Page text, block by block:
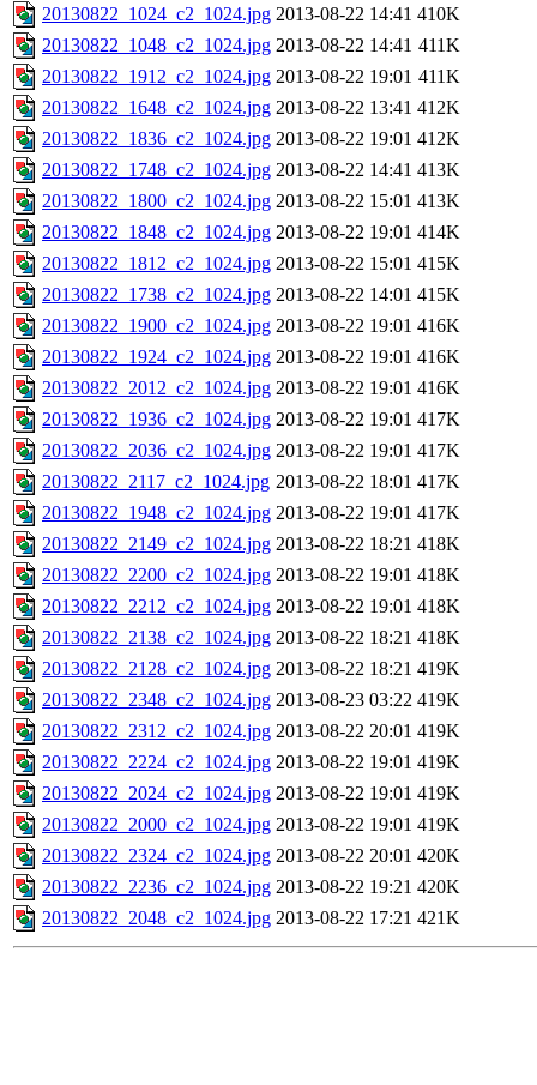
20130822_1024_c2_1024.jpg 2013-08-22 14:41 410K
20130822_1048_c2_1024.jpg 2013-08-22 14:41 411K
20130822_1912_c2_1024.jpg 2013-08-22 19:01 411K
20130822_1648_c2_1024.jpg 2013-08-22 13:41 412K
20130822_1836_c2_1024.jpg 2013-08-22 19:01 412K
20130822_1748_c2_1024.jpg 2013-08-22 14:41 413K
20130822_1800_c2_1024.jpg 2013-08-22 15:01 413K
20130822_1848_c2_1024.jpg 2013-08-22 19:01 414K
20130822_1812_c2_1024.jpg 2013-08-22 15:01 415K
20130822_1738_c2_1024.jpg 2013-08-22 14:01 415K
20130822_1900_c2_1024.jpg 2013-08-22 19:01 416K
20130822_1924_c2_1024.jpg 2013-08-22 19:01 416K
20130822_2012_c2_1024.jpg 2013-08-22 19:01 416K
20130822_1936_c2_1024.jpg 2013-08-22 19:01 417K
20130822_2036_c2_1024.jpg 2013-08-22 19:01 417K
20130822_2117_c2_1024.jpg 2013-08-22 18:01 417K
20130822_1948_c2_1024.jpg 2013-08-22 19:01 417K
20130822_2149_c2_1024.jpg 2013-08-22 18:21 418K
20130822_2200_c2_1024.jpg 2013-08-22 19:01 418K
20130822_2212_c2_1024.jpg 2013-08-22 19:01 418K
20130822_2138_c2_1024.jpg 2013-08-22 18:21 418K
20130822_2128_c2_1024.jpg 2013-08-22 18:21 419K
20130822_2348_c2_1024.jpg 2013-08-23 03:22 419K
20130822_2312_c2_1024.jpg 2013-08-22 20:01 419K
20130822_2224_c2_1024.jpg 2013-08-22 19:01 419K
20130822_2024_c2_1024.jpg 2013-08-22 19:01 419K
20130822_2000_c2_1024.jpg 2013-08-22 19:01 419K
20130822_2324_c2_1024.jpg 2013-08-22 20:01 420K
20130822_2236_c2_1024.jpg 2013-08-22 19:21 420K
20130822_2048_c2_1024.jpg 2013-08-22 17:21 421K